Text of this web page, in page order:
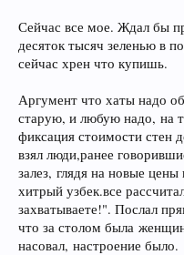
Сейчас все мое. Ждал бы
десяток тысяч зеленью в
сейчас хрен что купишь.
Аргумент что хаты надо
старую, и любую надо, на
фиксация стоимости стен
взял люди,ранее
залез, глядя на новые
хитрый узбек.все
захватываете!". Послал
что за столом была
насовал, настроение было.